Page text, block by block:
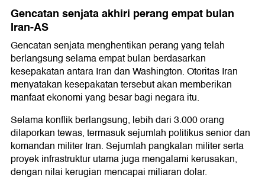
Gencatan senjata akhiri perang empat bulan
Iran-AS
Gencatan senjata menghentikan perang yang telah
berlangsung selama empat bulan berdasarkan
kesepakatan antara Iran dan Washington. Otoritas Iran
menyatakan kesepakatan tersebut akan memberikan
manfaat ekonomi yang besar bagi negara itu.
Selama konflik berlangsung, lebih dari 3.000 orang
dilaporkan tewas, termasuk sejumlah politikus senior dan
komandan militer Iran. Sejumlah pangkalan militer serta
proyek infrastruktur utama juga mengalami kerusakan,
dengan nilai kerugian mencapai miliaran dolar.